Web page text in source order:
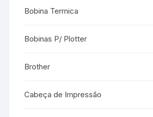
Bobina Termica
Bobinas P/ Plotter
Brother
Cabeça de Impressão